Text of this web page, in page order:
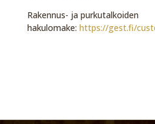
Rakennus- ja purkutalkoiden
hakulomake: https://gest.fi/